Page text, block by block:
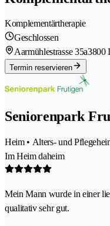
Komplementärtherapie
Geschlossen
Aarmühlestrasse 35a3800
Termin reservieren
Seniorenpark
Heim • Alters- und
Im Heim daheim
Mein Mann wurde in einer
qualitativ sehr gut.